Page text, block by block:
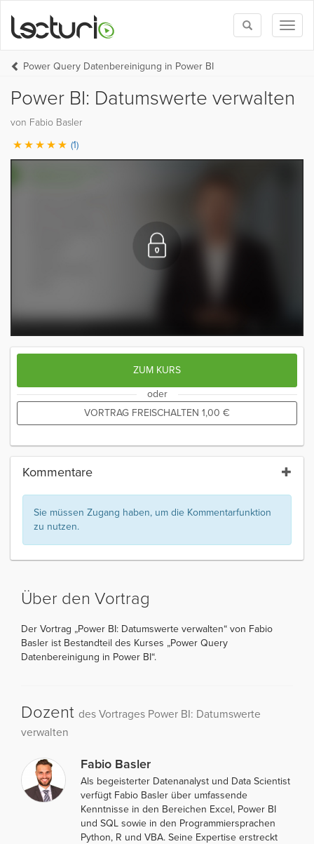
Toggle
search
Power Query Datenbereinigung in Power BI
Power BI: Datumswerte verwalten
von Fabio Basler
(1)
ZUM KURS
oder
VORTRAG FREISCHALTEN 1,00 €
Kommentare
Sie müssen Zugang haben, um die Kommentarfunktion
zu nutzen.
Über den Vortrag
Der Vortrag „Power BI: Datumswerte verwalten“ von Fabio
Basler ist Bestandteil des Kurses „Power Query
Datenbereinigung in Power BI“.
Dozent des Vortrages Power BI: Datumswerte
verwalten
Fabio Basler
Als begeisterter Datenanalyst und Data Scientist
verfügt Fabio Basler über umfassende
Kenntnisse in den Bereichen Excel, Power BI
und SQL sowie in den Programmiersprachen
Python, R und VBA. Seine Expertise erstreckt